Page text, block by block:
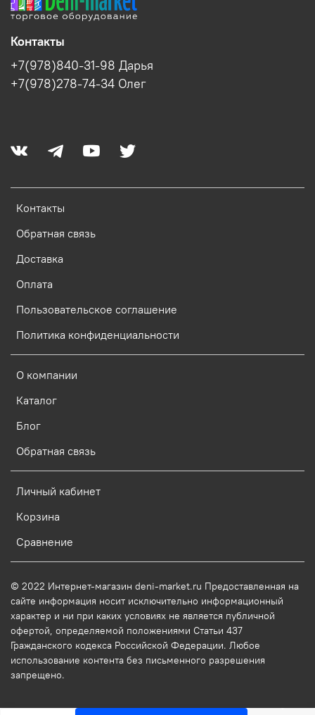
Контакты
Обратная связь
Доставка
Оплата
Пользовательское соглашение
Политика конфиденциальности
О компании
Каталог
Блог
Обратная связь
Личный кабинет
Корзина
Сравнение
Контакты
+7(978)840-31-98 Дарья
+7(978)278-74-34 Олег
© 2022 Интернет-магазин deni-market.ru Предоставленная на
сайте информация носит исключительно информационный
характер и ни при каких условиях не является публичной
офертой, определяемой положениями Статьи 437
Гражданского кодекса Российской Федерации. Любое
использование контента без письменного разрешения
запрещено.